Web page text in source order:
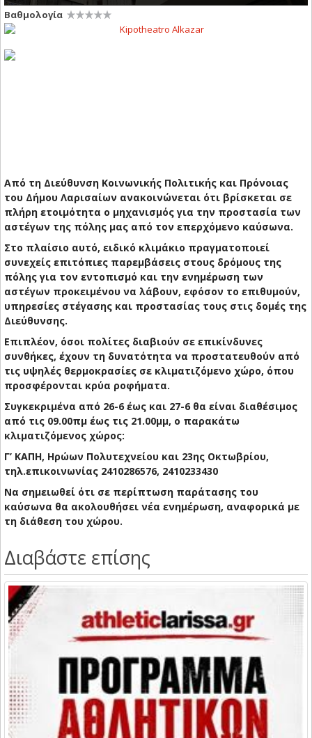
Βαθμολογία
Από τη Διεύθυνση Κοινωνικής Πολιτικής και Πρόνοιας
του Δήμου Λαρισαίων ανακοινώνεται ότι βρίσκεται σε
πλήρη ετοιμότητα ο μηχανισμός για την προστασία των
αστέγων της πόλης μας από τον επερχόμενο καύσωνα.
Στο πλαίσιο αυτό, ειδικό κλιμάκιο πραγματοποιεί
συνεχείς επιτόπιες παρεμβάσεις στους δρόμους της
πόλης για τον εντοπισμό και την ενημέρωση των
αστέγων προκειμένου να λάβουν, εφόσον το επιθυμούν,
υπηρεσίες στέγασης και προστασίας τους στις δομές της
Διεύθυνσης.
Επιπλέον, όσοι πολίτες διαβιούν σε επικίνδυνες
συνθήκες, έχουν τη δυνατότητα να προστατευθούν από
τις υψηλές θερμοκρασίες σε κλιματιζόμενο χώρο, όπου
προσφέρονται κρύα ροφήματα.
Συγκεκριμένα από 26-6 έως και 27-6 θα είναι διαθέσιμος
από τις 09.00πμ έως τις 21.00μμ, ο παρακάτω
κλιματιζόμενος χώρος:
Γ’ ΚΑΠΗ, Ηρώων Πολυτεχνείου και 23ης Οκτωβρίου,
τηλ.επικοινωνίας 2410286576, 2410233430
Να σημειωθεί ότι σε περίπτωση παράτασης του
καύσωνα θα ακολουθήσει νέα ενημέρωση, αναφορικά με
τη διάθεση του χώρου.
Διαβάστε επίσης